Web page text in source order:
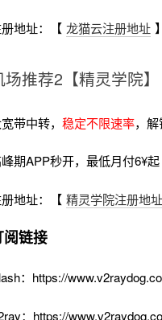
地址：【 龙猫云注册地址 】
场推荐2【精灵学院】
带中转，稳定不限速率，
期APP秒开，最低月付6¥起
地址：【 精灵学院注册地址
阅链接
：https://
：https://